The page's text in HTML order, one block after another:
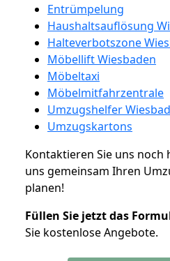
Entrümpelung
Haushaltsauflösung
Halteverbotszone
Möbellift Wiesbaden
Möbeltaxi
Möbelmitfahrzentrale
Umzugshelfer
Umzugskartons
Kontaktieren Sie uns noch
uns gemeinsam Ihren
planen!
Füllen Sie jetzt das
Sie kostenlose Angebote.